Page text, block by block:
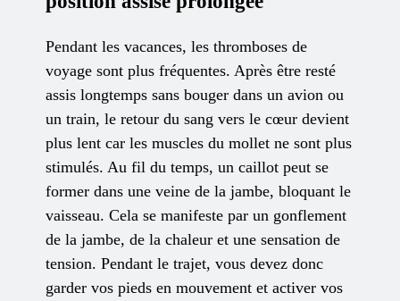
Pendant les vacances, les thromboses de
voyage sont plus fréquentes. Après être resté
assis longtemps sans bouger dans un avion ou
un train, le retour du sang vers le cœur devient
plus lent car les muscles du mollet ne sont plus
stimulés. Au fil du temps, un caillot peut se
former dans une veine de la jambe, bloquant le
vaisseau. Cela se manifeste par un gonflement
de la jambe, de la chaleur et une sensation de
tension. Pendant le trajet, vous devez donc
garder vos pieds en mouvement et activer vos